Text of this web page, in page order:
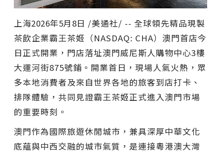
上海2026年5月8日 /美通社/ -- 全球領先精品現製
茶飲企業霸王茶姬（NASDAQ: CHA）澳門首店今
日正式開業，門店落址澳門威尼斯人購物中心3樓
大運河街875號鋪。開業首日，現場人氣火熱，眾
多本地消費者及來自世界各地的旅客到店打卡、
排隊體驗，共同見證霸王茶姬正式進入澳門市場
的重要時刻。
澳門作為國際旅遊休閒城市，兼具深厚中華文化
底蘊與中西交融的城市氣質，是連接粵港澳大灣